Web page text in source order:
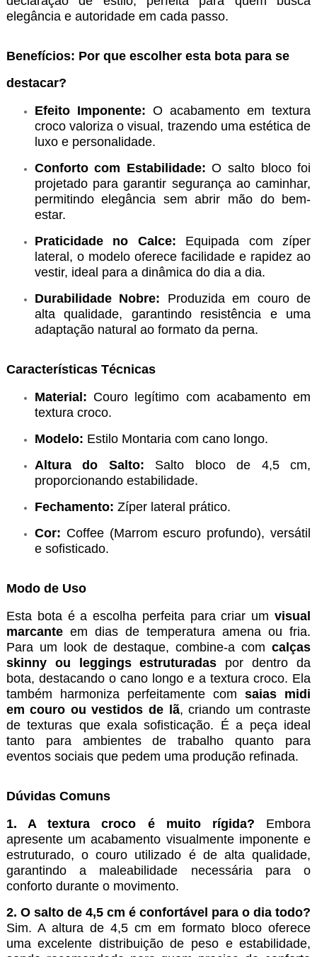
elegância e autoridade em cada passo.
Benefícios: Por que escolher esta bota para se
destacar?
Efeito Imponente: O acabamento em textura
croco valoriza o visual, trazendo uma estética de
luxo e personalidade.
Conforto com Estabilidade: O salto bloco foi
projetado para garantir segurança ao caminhar,
permitindo elegância sem abrir mão do bem-
estar.
Praticidade no Calce: Equipada com zíper
lateral, o modelo oferece facilidade e rapidez ao
vestir, ideal para a dinâmica do dia a dia.
Durabilidade Nobre: Produzida em couro de
alta qualidade, garantindo resistência e uma
adaptação natural ao formato da perna.
Características Técnicas
Material: Couro legítimo com acabamento em
textura croco.
Modelo: Estilo Montaria com cano longo.
Altura do Salto: Salto bloco de 4,5 cm,
proporcionando estabilidade.
Fechamento: Zíper lateral prático.
Cor: Coffee (Marrom escuro profundo), versátil
e sofisticado.
Modo de Uso
Esta bota é a escolha perfeita para criar umvisual
marcanteem dias de temperatura amena ou fria.
Para um look de destaque, combine-a comcalças
skinny ou leggings estruturadas por dentro da
bota, destacando o cano longo e a textura croco. Ela
também harmoniza perfeitamente comsaias midi
em couro ou vestidos de l, criando um contraste
de texturas que exala sofisticação. É a peça ideal
tanto para ambientes de trabalho quanto para
eventos sociais que pedem uma produção refinada.
Dúvidas Comuns
1. A textura croco é muito rígida? Embora
apresente um acabamento visualmente imponente e
estruturado, o couro utilizado é de alta qualidade,
garantindo a maleabilidade necessária para o
conforto durante o movimento.
2. O salto de 4,5 cm é confortável para o dia todo?
Sim. A altura de 4,5 cm em formato bloco oferece
uma excelente distribuição de peso e estabilidade,